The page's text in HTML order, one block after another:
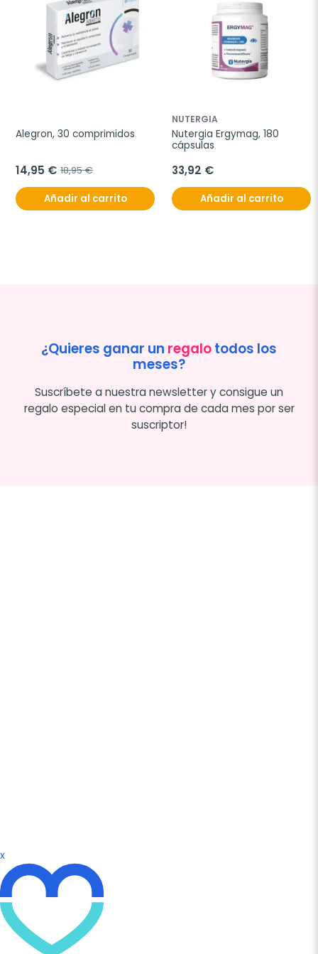
Alegron, 30 comprimidos
14,95 € 18,95 €
Añadir al carrito
NUTERGIA
Nutergia Ergymag, 180
cápsulas
33,92 €
Añadir al carrito
¿Quieres ganar un regalotodos los
meses?
Suscríbete a nuestra newsletter y consigue un
regalo especial en tu compra de cada mes por ser
suscriptor!
x